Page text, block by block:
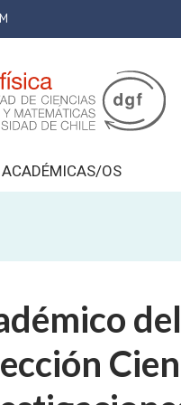
ACADÉMICAS/OS